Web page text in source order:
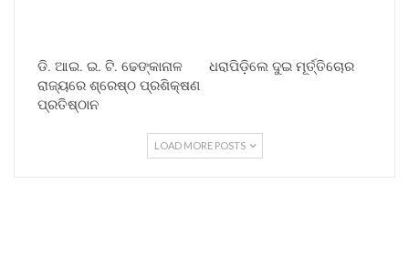
ଡି. ଆଇ. ଇ. ଟି. ଢେଙ୍କାନାଳ
ରାଜ୍ୟରେ ଶ୍ରେଷ୍ଠ ପ୍ରଶିକ୍ଷଣ
ପ୍ରତିଷ୍ଠାନ
ଧରାପିଡ଼ିଲେ ଦୁଇ ମୂର୍ତ୍ତିଚୋର
LOAD MORE POSTS